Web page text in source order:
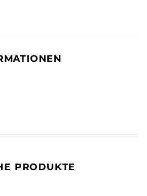
PRODUKTE